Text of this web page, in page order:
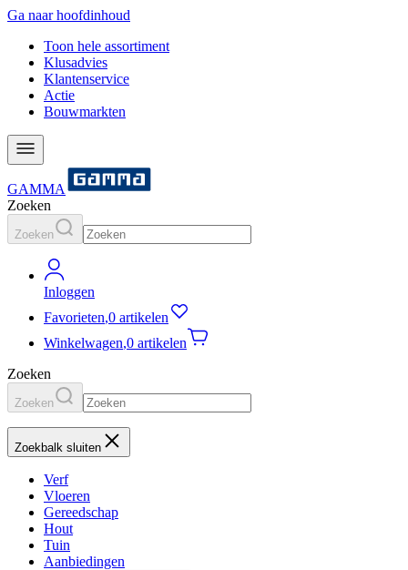
Ga naar hoofdinhoud
Toon hele assortiment
Klusadvies
Klantenservice
Actie
Bouwmarkten
GAMMA
Zoeken
Zoeken
Inloggen
Favorieten,0 artikelen
Winkelwagen,0 artikelen
Zoeken
Zoeken
Zoekbalk sluiten
Verf
Vloeren
Gereedschap
Hout
Tuin
Aanbiedingen